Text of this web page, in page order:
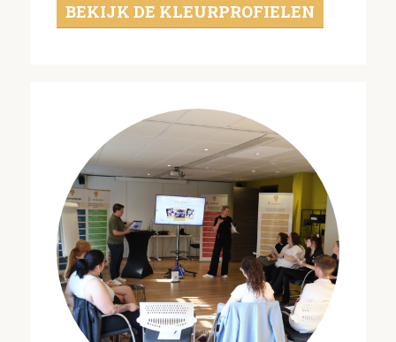
BEKIJK DE KLEURPROFIELEN